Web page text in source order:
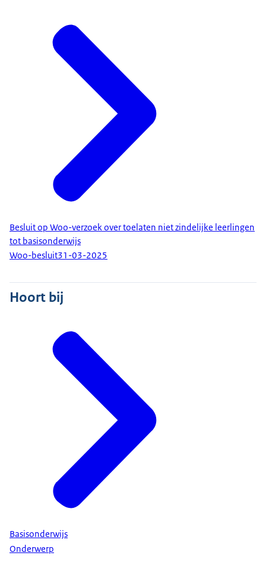
Besluit op Woo-verzoek over toelaten niet zindelijke leerlingen
tot basisonderwijs
Woo-besluit31-03-2025
Hoort bij
Basisonderwijs
Onderwerp